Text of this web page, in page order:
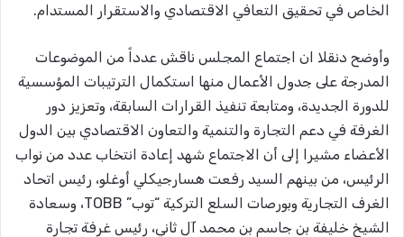
الخاص في تحقيق التعافي الاقتصادي والاستقرار المستدام.
وأوضح دنقلا ان اجتماع المجلس ناقش عدداً من الموضوعات
المدرجة على جدول الأعمال منها استكمال الترتيبات المؤسسية
للدورة الجديدة، ومتابعة تنفيذ القرارات السابقة، وتعزيز دور
الغرفة في دعم التجارة والتنمية والتعاون الاقتصادي بين الدول
الأعضاء مشيرا إلى أن الاجتماع شهد إعادة انتخاب عدد من نواب
الرئيس، من بينهم السيد رفعت هسارجيكلي أوغلو، رئيس اتحاد
الغرف التجارية وبورصات السلع التركية “توب” TOBB، وسعادة
الشيخ خليفة بن جاسم بن محمد آل ثاني، رئيس غرفة تجارة